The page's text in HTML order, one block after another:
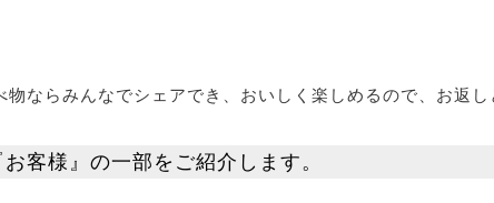
ならみんなでシェアでき、おいしく楽しめるので、お返し
客様』の一部をご紹介します。